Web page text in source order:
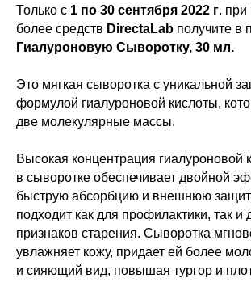
Только с 1 по 30 сентября 2022 г. при
более средств DirectaLab получите в
Гиалуроновую Сыворотку, 30 мл.
Это мягкая сыворотка с уникальной
формулой гиалуроновой кислоты,
две молекулярные массы.
Высокая концентрация гиалуроновой
в сыворотке обеспечивает двойной
быструю абсорбцию и внешнюю
подходит как для профилактики, так и
признаков старения. Сыворотка
увлажняет кожу, придает ей более
и сияющий вид, повышая тургор и